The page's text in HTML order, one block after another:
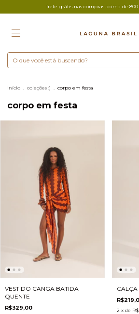
frete grátis nas compras acima de 800
Início . coleções :) . corpo em festa
corpo em festa
VESTIDO CANGA BATIDA
QUENTE
R$329,00
CALÇA
2 x de